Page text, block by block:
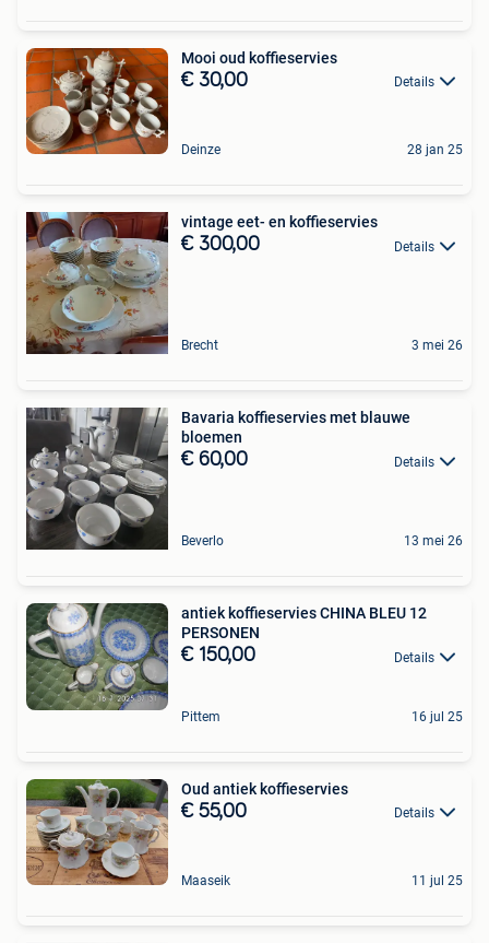
Mooi oud koffieservies
€ 30,00 Details
Deinze 28 jan 25
vintage eet- en koffieservies
€ 300,00 Details
Brecht 3 mei 26
Bavaria koffieservies met blauwe
bloemen
€ 60,00 Details
Beverlo 13 mei 26
antiek koffieservies CHINA BLEU 12
PERSONEN
€ 150,00 Details
Pittem 16 jul 25
Oud antiek koffieservies
€ 55,00 Details
Maaseik 11 jul 25